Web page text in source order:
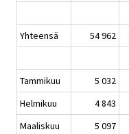
Yhteensä 54 962
Tammikuu 5 032
Helmikuu
4 843
Maaliskuu
5 097